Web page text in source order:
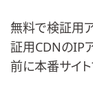
無料で検証用
証用CDNのIP
前に本番サイ